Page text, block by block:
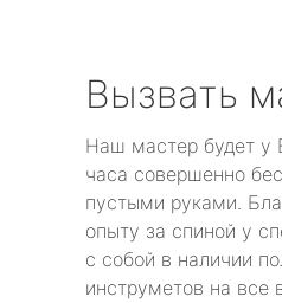
Вызвать
Наш мастер будет у
часа совершенно
пустыми руками.
опыту за спиной у
с собой в наличии
инструметов на все